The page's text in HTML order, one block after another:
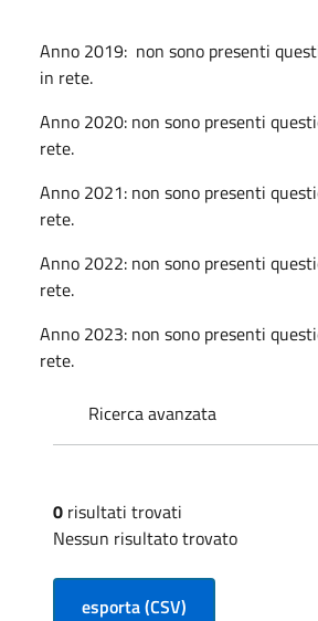
Anno 2019: non sono presenti
in rete.
Anno 2020: non sono presenti
rete.
Anno 2021: non sono presenti
rete.
Anno 2022: non sono presenti
rete.
Anno 2023: non sono presenti
rete.
Ricerca avanzata
0 risultati trovati
Nessun risultato trovato
esporta (CSV)